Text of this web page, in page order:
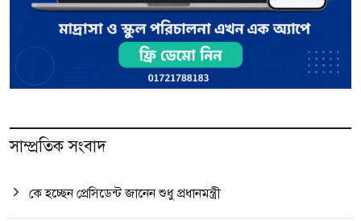
সাম্প্রতিক সংবাদ
কে হচ্ছেন প্রেসিডেন্ট জানেন শুধু প্রধানমন্ত্রী